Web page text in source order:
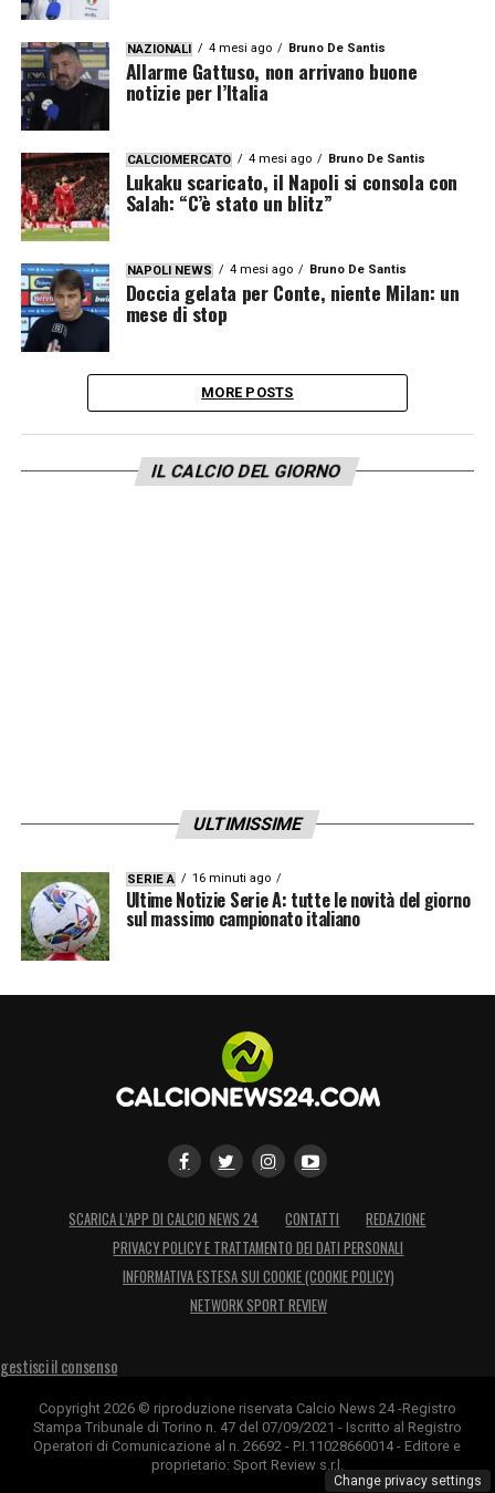
NAZIONALI 4 mesi ago Bruno De Santis
Allarme Gattuso, non arrivano buone
notizie per l’Italia
CALCIOMERCATO 4 mesi ago Bruno De Santis
Lukaku scaricato, il Napoli si consola con
Salah: “C’è stato un blitz”
NAPOLI NEWS 4 mesi ago Bruno De Santis
Doccia gelata per Conte, niente Milan: un
mese di stop
MORE POSTS
IL CALCIO DEL GIORNO
ULTIMISSIME
SERIE A 16 minuti ago
Ultime Notizie Serie A: tutte le novità del giorno
sul massimo campionato italiano
SCARICA L’APP DI CALCIO NEWS 24 CONTATTI
REDAZIONE
PRIVACY POLICY E TRATTAMENTO DEI DATI PERSONALI
INFORMATIVA ESTESA SUI COOKIE (COOKIE POLICY)
NETWORK SPORT REVIEW
gestisci il consenso
Copyright 2026 © riproduzione riservata Calcio News 24 -Registro
Stampa Tribunale di Torino n. 47 del 07/09/2021 - Iscritto al Registro
Operatori di Comunicazione al n. 26692 - P.I.11028660014 - Editore e
proprietario: Sport Review s.r.l.
Change privacy settings